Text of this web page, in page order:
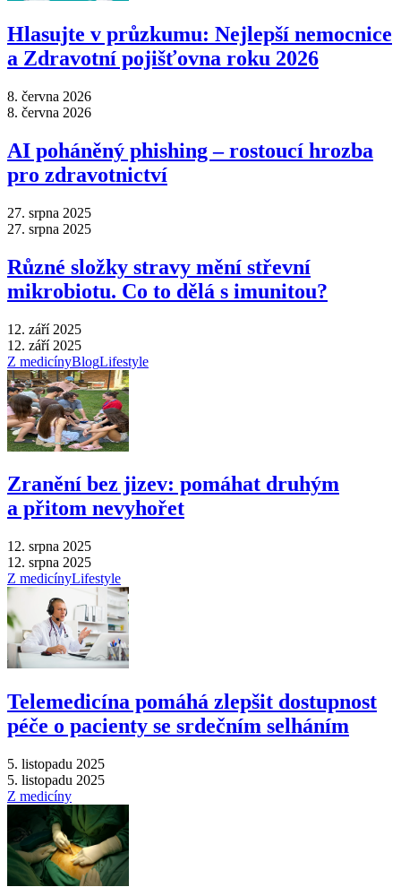
Hlasujte v průzkumu: Nejlepší nemocnice
a Zdravotní pojišťovna roku 2026
8. června 2026
8. června 2026
AI poháněný phishing –⁠ rostoucí hrozba
pro zdravotnictví
27. srpna 2025
27. srpna 2025
Různé složky stravy mění střevní
mikrobiotu. Co to dělá s imunitou?
12. září 2025
12. září 2025
Z medicínyBlogLifestyle
Zranění bez jizev: pomáhat druhým
a přitom nevyhořet
12. srpna 2025
12. srpna 2025
Z medicínyLifestyle
Telemedicína pomáhá zlepšit dostupnost
péče o pacienty se srdečním selháním
5. listopadu 2025
5. listopadu 2025
Z medicíny